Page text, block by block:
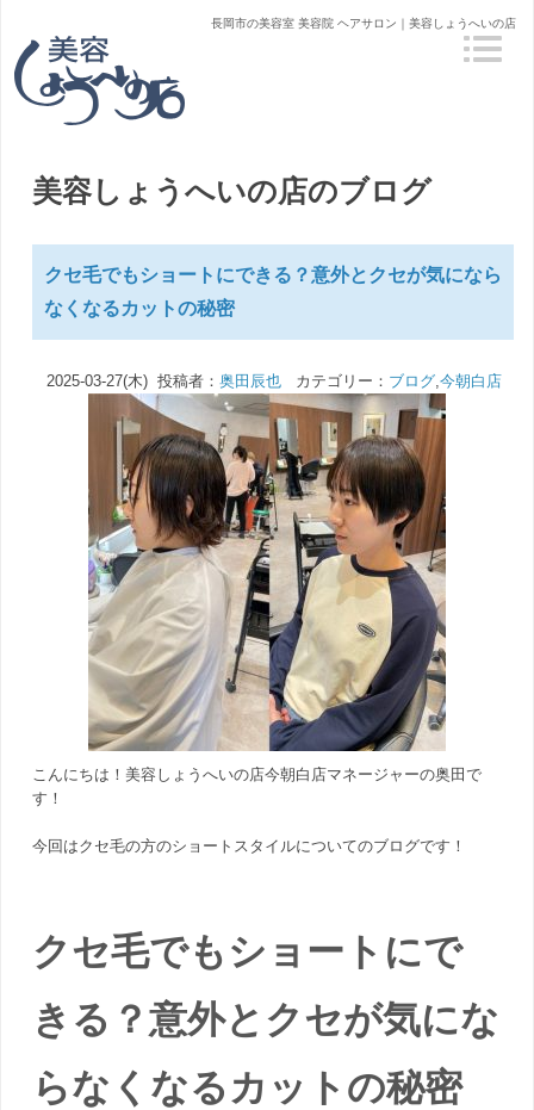
長岡市の美容室 美容院 ヘアサロン｜美容しょうへいの店
美容しょうへいの店のブログ
クセ毛でもショートにできる？意外とクセが気になら
なくなるカットの秘密
2025-03-27(木) 投稿者： 奥田辰也カテゴリー： ブログ,今朝白店
こんにちは！美容しょうへいの店今朝白店マネージャーの奥田で
す！
今回はクセ毛の方のショートスタイルについてのブログです！
クセ毛でもショートにで
きる？意外とクセが気にな
らなくなるカットの秘密